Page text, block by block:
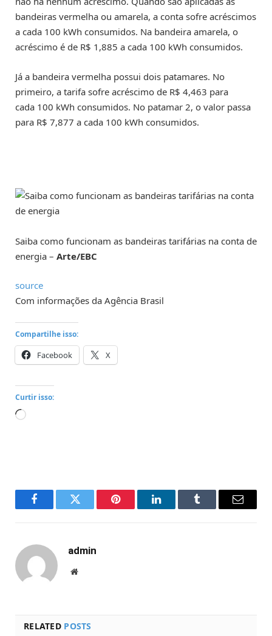
bandeiras vermelha ou amarela, a conta sofre acréscimos
a cada 100 kWh consumidos. Na bandeira amarela, o
acréscimo é de R$ 1,885 a cada 100 kWh consumidos.
Já a bandeira vermelha possui dois patamares. No
primeiro, a tarifa sofre acréscimo de R$ 4,463 para
cada 100 kWh consumidos. No patamar 2, o valor passa
para R$ 7,877 a cada 100 kWh consumidos.
Saiba como funcionam as bandeiras tarifárias na conta de
energia – Arte/EBC
source
Com informações da Agência Brasil
Compartilhe isso:
Facebook X
Curtir isso:
Carregando...
FacebookTwitter Pinterest LinkedInTumblr Email
admin
Website
RELATED POSTS